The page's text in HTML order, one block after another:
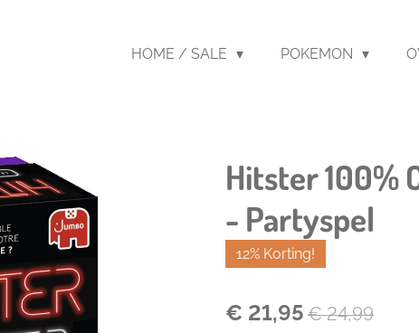
HOME / SALE POKEMON
Hitster 100%
- Partyspel
12% Korting!
€ 21,95 € 24,99